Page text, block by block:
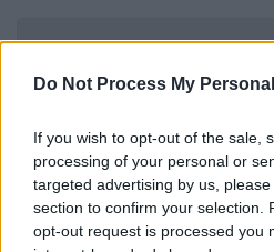
Do Not Process My
If you wish to opt-out of the sale,
processing of your personal or
targeted advertising by us,
section to confirm your selection.
opt-out request is processed you
ΔΙΑΒΑΣΤΕ ΕΠΙΣΗΣ
20.12.2022
Μια ασύλληπτη
Ελλάδα:
που αναζητούσε
δυστύχημα